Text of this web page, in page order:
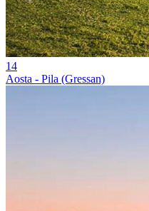
14
Aosta - Pila (Gressan)